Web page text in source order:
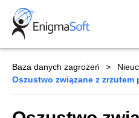
Skip
content
Baza danych zagrożeń
Oszustwo związane z zrzutem